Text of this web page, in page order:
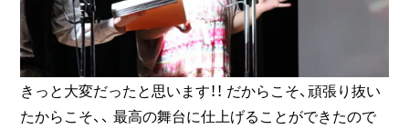
きっと大変だったと思います！！ だからこそ、頑張り抜い
たからこそ、、 最高の舞台に仕上げることができたので